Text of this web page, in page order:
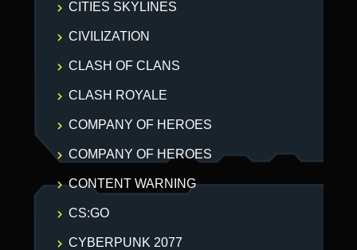
CITIES SKYLINES
CIVILIZATION
CLASH OF CLANS
CLASH ROYALE
COMPANY OF HEROES
COMPANY OF HEROES
CONTENT WARNING
CS:GO
CYBERPUNK 2077